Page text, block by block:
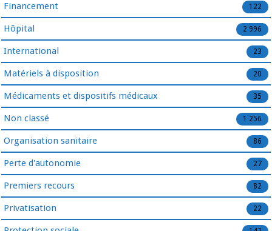
Financement 122
Hôpital 2 996
International 23
Matériels à disposition 20
Médicaments et dispositifs médicaux 35
Non classé 1 256
Organisation sanitaire 86
Perte d'autonomie 27
Premiers recours 82
Privatisation 22